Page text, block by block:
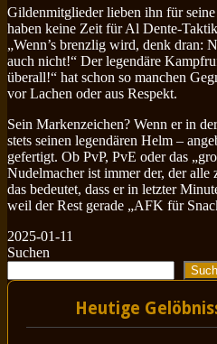
Gildenmitglieder lieben ihn für
haben keine Zeit für Al Dente-
„Wenn’s brenzlig wird, denk dran:
auch nicht!“ Der legendäre
überall!“ hat schon so manchen
vor Lachen oder aus Respekt.
Sein Markenzeichen? Wenn er in
stets seinen legendären Helm –
gefertigt. Ob PvP, PvE oder das
Nudelmacher ist immer der, der alle
das bedeutet, dass er in letzter
weil der Rest gerade „AFK für
2025-01-11
Suchen
Heutige